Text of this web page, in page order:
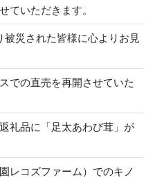
ていただきます。
災された皆様に心よりお見
での直売を再開させていた
礼品に「足太あわび茸」が
レコズファーム）でのキノ